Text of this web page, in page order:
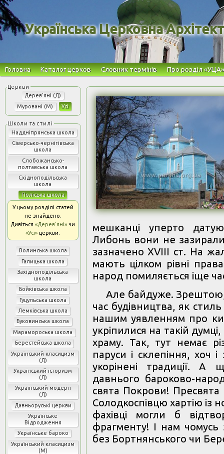
Українська Церковна
Головна Каталог церков Словник термінів Про розділ «УЦА»
Дерев’яні (Д)
Муровані (М)
Усі
Наддніпрянська школа
Сіверсько-чернігівська
школа
Слобожансько-
полтавська школа
Східноподільська
школа
Поліська школа
У цьому розділі статей
не знайдено.
Дивіться«Дерев’яні» чи
«Усі» церкви.
Волинська школа
Галицька школа
Західноподільська
школа
Бойківська школа
Гуцульська школа
Лемківська школа
Буковинська школа
Марамороська школа
Берестейська школа
Український класицизм
(Д)
Український історизм
(Д)
Український модерн
(Д)
Давньоруські церкви
Українське
Відродження
Українське бароко
Український класицизм
(М)
мешканці уперто
Либонь вони не
зазначено ХVІІІ ст. На
мають цілком рівні
народ помиляється іще
Але байдуже.
час будівництва, як
нашим уявленням про
укріпилися на такій
храму. Так, тут немає
паруси і склепіння, хоч
укорінені традиції. А
давнього бароково-
свята Покрови!
Солодкоспівцю хартію
фахівці могли б
фрагменту! І нам
без Бортнянського чи